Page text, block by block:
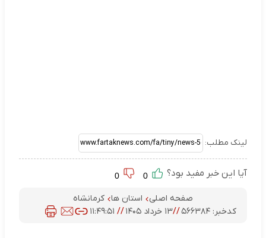
لینک مطلب:
آیا این خبر مفید بود؟
صفحه اصلی استان ها کرمانشاه
کدخبر: ۵۶۶۳۸۴ //۱۳ خرداد ۱۴۰۵ // ۱۱:۴۹:۵۱